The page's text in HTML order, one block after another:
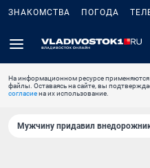
ЗНАКОМСТВА ПОГОДА
На информационном ресурсе применяются
файлы. Оставаясь на сайте, вы
согласиена их использование.
Мужчину придавил